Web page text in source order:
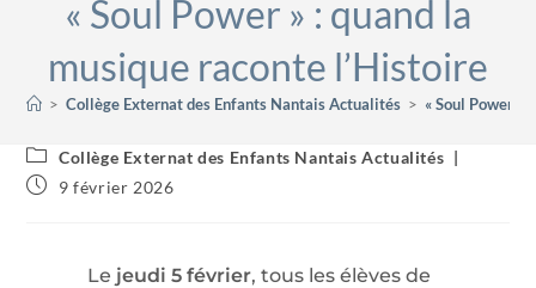
« Soul Power » : quand la
musique raconte l’Histoire
> Collège Externat des Enfants Nantais Actualités > « Soul Power »
Collège Externat des Enfants Nantais Actualités
9 février 2026
Le jeudi 5 février, tous les élèves de